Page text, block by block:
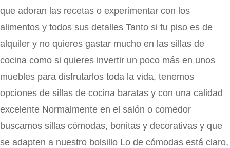
que adoran las recetas o experimentar con los
alimentos y todos sus detalles Tanto si tu piso es de
alquiler y no quieres gastar mucho en las sillas de
cocina como si quieres invertir un poco más en unos
muebles para disfrutarlos toda la vida, tenemos
opciones de sillas de cocina baratas y con una calidad
excelente Normalmente en el salón o comedor
buscamos sillas cómodas, bonitas y decorativas y que
se adapten a nuestro bolsillo Lo de cómodas está claro,